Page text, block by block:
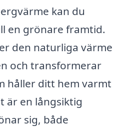
kan du
en grönare framtid.
den naturliga värme
och transformerar
håller ditt hem varmt
är en långsiktig
sig, både